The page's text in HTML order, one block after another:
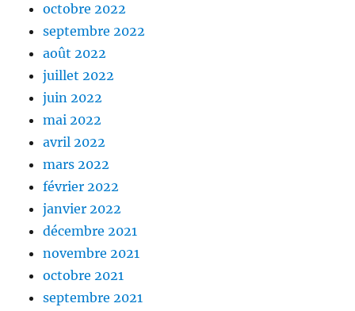
octobre 2022
septembre 2022
août 2022
juillet 2022
juin 2022
mai 2022
avril 2022
mars 2022
février 2022
janvier 2022
décembre 2021
novembre 2021
octobre 2021
septembre 2021